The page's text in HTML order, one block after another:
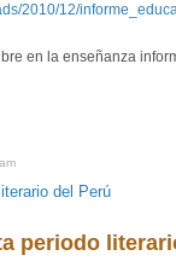
2010/12/
en la enseñanza
del Perú
periodo